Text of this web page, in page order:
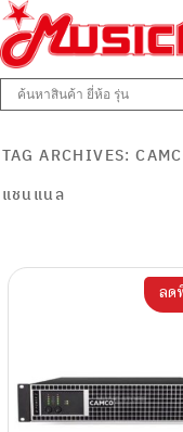
Music Arms
ศูนย์รวมครื่องดนตรีทุก
TAG ARCHIVES:
แชนแนล
ลด